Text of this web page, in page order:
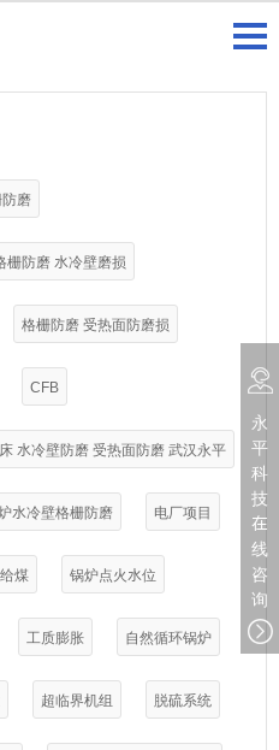
磨
栅防磨 水冷壁磨损
格栅防磨 受热面防磨损
CFB
水冷壁防磨 受热面防磨 武汉永平
水冷壁格栅防磨 电厂项目
煤 锅炉点火水位
工质膨胀 自然循环锅炉
超临界机组 脱硫系统
永
平
科
技
在
线
咨
询